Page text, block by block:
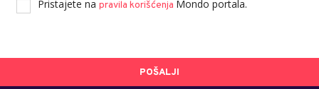
Pristajete na pravila korišćenja Mondo portala.
POŠALJI